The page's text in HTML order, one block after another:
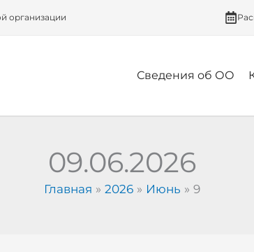
организации
Сведения об ОО
09.06.2026
Главная 2026 Июнь 9